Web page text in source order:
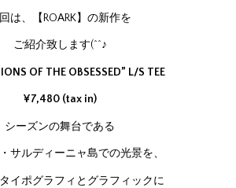
は、【ROARK】の新作を
ご紹介致します(^^♪
OF THE OBSESSED” L/S TEE
¥7,480 (tax in)
シーズンの舞台である
サルディーニャ島での光景を、
イポグラフィとグラフィックに